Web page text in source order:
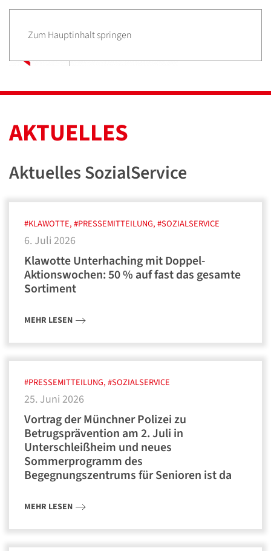
Zum Hauptinhalt springen
AKTUELLES
Aktuelles SozialService
#KLAWOTTE, #PRESSEMITTEILUNG, #SOZIALSERVICE
6. Juli 2026
Klawotte Unterhaching mit Doppel-
Aktionswochen: 50 % auf fast das gesamte
Sortiment
MEHR LESEN
#PRESSEMITTEILUNG, #SOZIALSERVICE
25. Juni 2026
Vortrag der Münchner Polizei zu
Betrugsprävention am 2. Juli in
Unterschleißheim und neues
Sommerprogramm des
Begegnungszentrums für Senioren ist da
MEHR LESEN